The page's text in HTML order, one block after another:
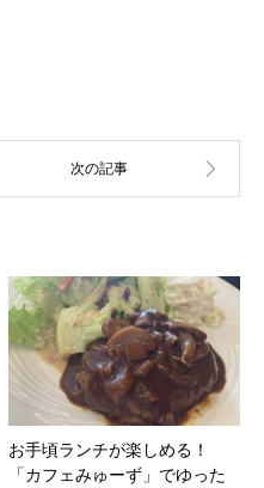
お手頃ランチが楽しめる！
「カフェみゅーず」でゆった